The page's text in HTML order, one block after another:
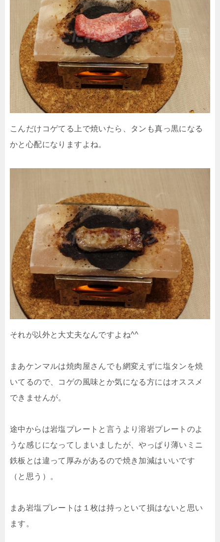
こんだけコゲてる上で焼いたら、タンも真っ黒になる
かと心配になりますよね。
それが以外と大丈夫なんですよね^^
まあケンマルは焼肉屋さんでも網変えずに塩タンを焼
いてるので、コゲの風味とか気になる方にはオススメ
できませんが。
途中からは岩塩プレートと言うより溶岩プレートのよ
うな感じになってしまいましたが、やっぱり薄いミニ
鉄板とは違って厚みがあるので焼き加減はいいです
（と思う）。
まあ岩塩プレートは１枚は持っといて損はないと思い
ます。